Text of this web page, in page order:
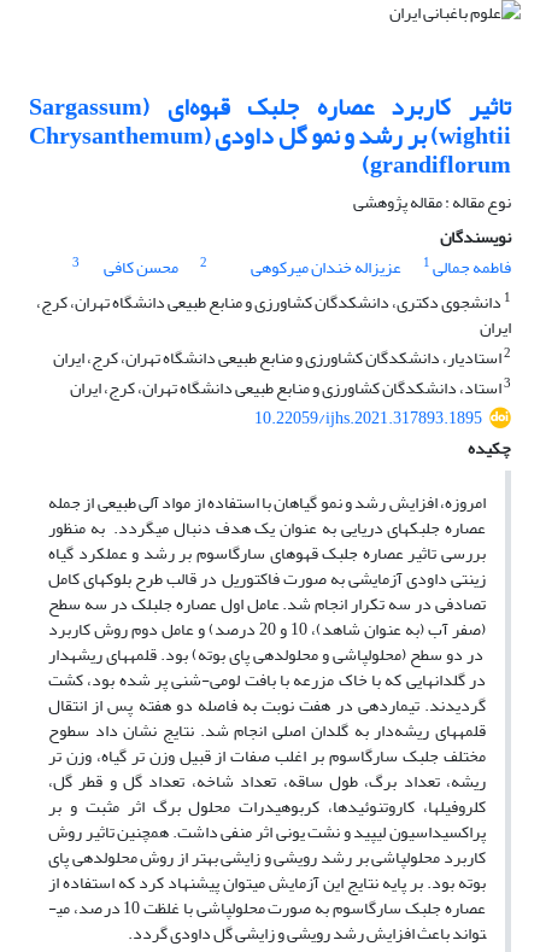
تاثیر کاربرد عصاره جلبک قهوه‌ای (‏Sargassum
wightii‏) بر رشد و نمو گل داودی‎ ‎‏(‏Chrysanthemum
grandiflorum‏)‏
نوع مقاله : مقاله پژوهشی
نویسندگان
فاطمه جمالی1 عزیزاله خندان میرکوهی 2 محسن کافی
3
1 دانشجوی دکتری، دانشکدگان کشاورزی و منابع طبیعی دانشگاه تهران، کرج،
ایران ‏
2استادیار، دانشکدگان کشاورزی و منابع طبیعی دانشگاه تهران، کرج، ایران ‏
3استاد، دانشکدگان کشاورزی و منابع طبیعی دانشگاه تهران، کرج، ایران ‏
10.22059/ijhs.2021.317893.1895
چکیده
امروزه، افزایش رشد و نمو گیاهان با استفاده از مواد آلی طبیعی از جمله
عصاره جلبک­های دریایی به عنوان یک هدف دنبال می­گردد. به منظور
بررسی تاثیر عصاره جلبک قهوه­ای سارگاسوم بر رشد و عملکرد گیاه
زینتی داودی آزمایشی به صورت فاکتوریل در قالب طرح بلوک­های کامل
تصادفی در سه تکرار انجام شد. عامل اول عصاره جلبلک در سه سطح
(صفر آب (به عنوان شاهد)، 10 و 20 درصد) و عامل دوم روش کاربرد
در دو سطح (محلول­پاشی و محلول­دهی پای بوته) بود. قلمه­های ریشه­دار
در گلدان­هایی که با خاک مزرعه با بافت لومی-شنی پر شده بود، کشت
گردیدند. تیماردهی در هفت نوبت به فاصله دو هفته پس از انتقال
قلمه­های ریشه‌دار به گلدان اصلی انجام شد. نتایج نشان داد سطوح
مختلف جلبک سارگاسوم بر اغلب صفات از قبیل وزن تر گیاه، وزن تر
ریشه، تعداد برگ، طول ساقه، تعداد شاخه، تعداد گل و قطر گل،
کلروفیل­ها، کاروتنوئیدها، کربوهیدرات محلول برگ اثر مثبت و بر
پراکسیداسیون لیپید و نشت یونی اثر منفی داشت. همچنین تاثیر روش
کاربرد محلول­پاشی بر رشد رویشی و زایشی بهتر از روش محلول­دهی پای
بوته بود. بر پایه نتایج این آزمایش می­توان پیشنهاد کرد که استفاده از
عصاره جلبک سارگاسوم به صورت محلول‎پاشی با غلظت 10 درصد، می­
تواند باعث افزایش رشد رویشی و زایشی گل داودی گردد.